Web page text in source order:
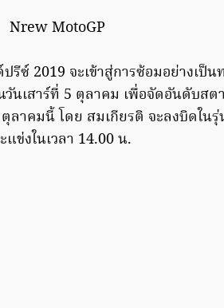
ซ์ 2019 จะเข้าสู่การซ้อมอย่างเป็น
นเสาร์ที่ 5 ตุลาคม เพื่อจัดอันดับสต
ลาคมนี้ โดย สมเกียรติ จะลงบิดในรุ่
ข่งในเวลา 14.00 น.